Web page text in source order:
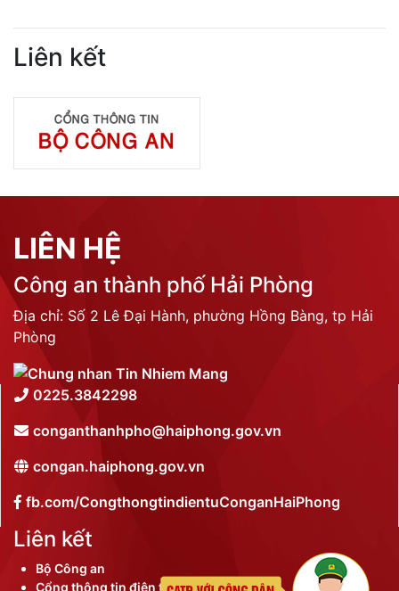
Liên kết
LIÊN HỆ
Công an thành phố Hải Phòng
Địa chỉ: Số 2 Lê Đại Hành, phường Hồng Bàng, tp Hải
Phòng
0225.3842298
conganthanhpho@haiphong.gov.vn
congan.haiphong.gov.vn
fb.com/CongthongtindientuConganHaiPhong
Liên kết
Bộ Công an
Cổng thông tin điện tử thành phố